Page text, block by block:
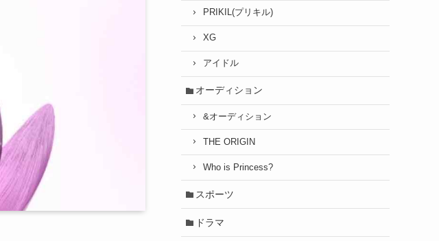
PRIKIL(プリキル)
XG
アイドル
オーディション
&オーディション
THE ORIGIN
Who is Princess?
スポーツ
ドラマ